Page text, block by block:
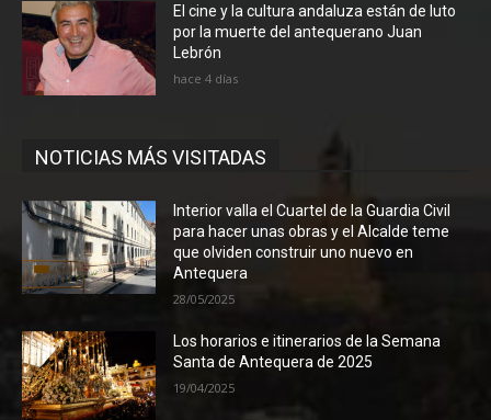
El cine y la cultura andaluza están de luto
por la muerte del antequerano Juan
Lebrón
hace 4 días
NOTICIAS MÁS VISITADAS
Interior valla el Cuartel de la Guardia Civil
para hacer unas obras y el Alcalde teme
que olviden construir uno nuevo en
Antequera
28/05/2025
Los horarios e itinerarios de la Semana
Santa de Antequera de 2025
19/04/2025